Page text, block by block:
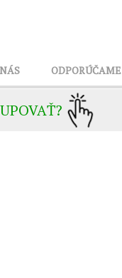
ODPORÚČAME